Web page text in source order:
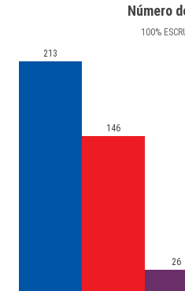
Número
100%
213
146
26